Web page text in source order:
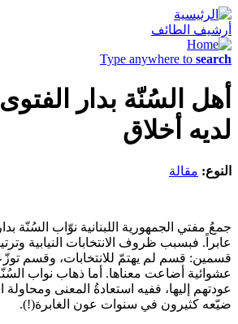
أرشيف الطائف
Type anywhere to search
أهل السُنّة بدار
لديه أخلاق
النوع: مقالة
جمعُ مفتي الجمهورية اللبنانية نوّاب السُنّة
عابراً. فبسبب ظروف الانتخابات النيابية
قسمين: قسم لم يهتمّ للانتخابات، وقسم
عشوائية أضاعت معناها. أما ذهاب نواب
عودتهم إليها، ففيه استعادةُ المعنى ومحاولة
ضيّعه كثيرون في سنوات عون الغابرة(!).